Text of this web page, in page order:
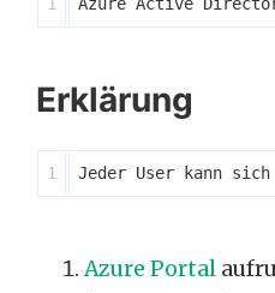
Erklärung
Azure Portal